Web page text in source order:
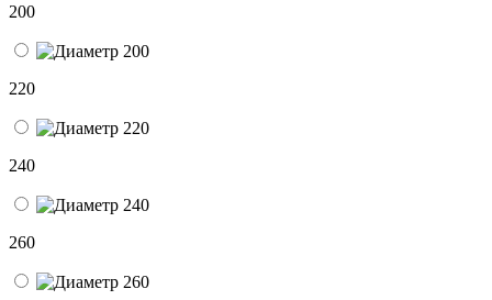
200
220
240
260